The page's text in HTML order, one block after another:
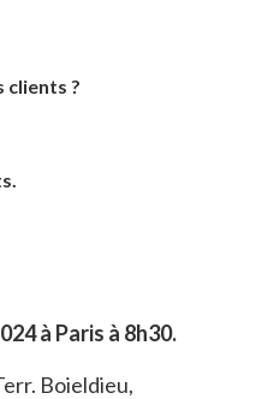
clients ?
à Paris à 8h30.
Boieldieu,